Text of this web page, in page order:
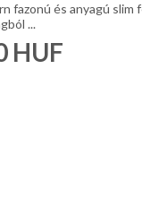
fazonú és anyagú slim
...
HUF